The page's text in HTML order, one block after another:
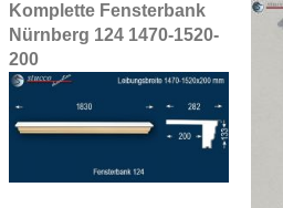
Komplette Fensterbank
Nürnberg 124 1470-1520-
200